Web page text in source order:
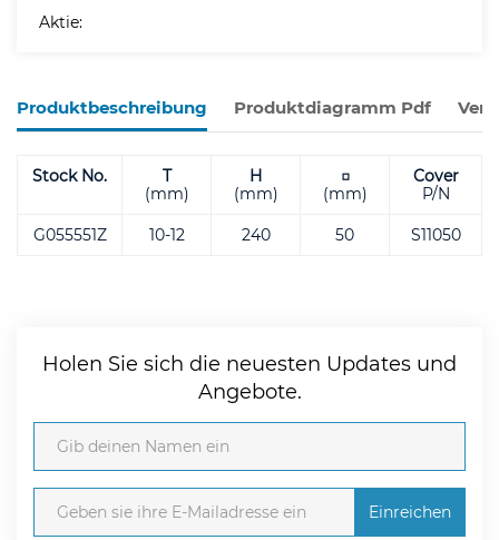
Aktie:
Produktbeschreibung Produktdiagramm Pdf
Stock No.
T
(mm)
H
(mm)
□
(mm)
Cover
P/N
G055551Z
10-12 240 50 S11050
Holen Sie sich die neuesten Updates und
Angebote.
Einreichen